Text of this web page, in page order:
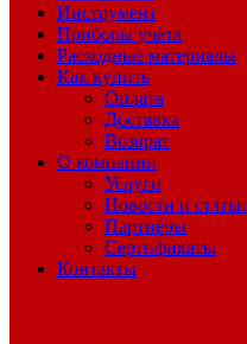
Инструмент
Приборы учёта
Расходные материалы
Как купить
Оплата
Доставка
Возврат
О компании
Услуги
Новости и статьи
Партнёры
Сертификаты
Контакты